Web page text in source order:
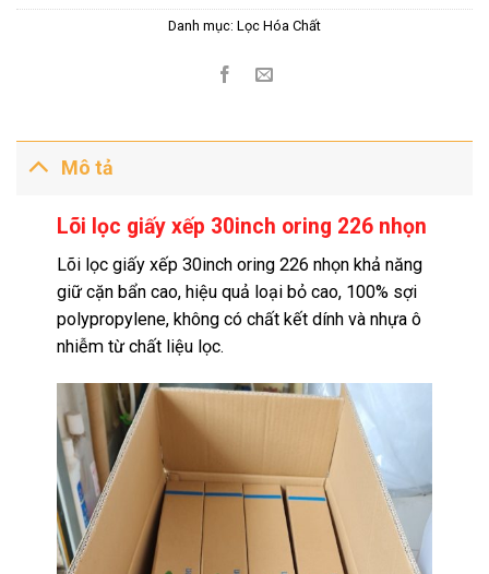
Danh mục: Lọc Hóa Chất
Mô tả
Lõi lọc giấy xếp 30inch oring 226 nhọn
Lõi lọc giấy xếp 30inch oring 226 nhọn khả năng
giữ cặn bẩn cao, hiệu quả loại bỏ cao, 100% sợi
polypropylene, không có chất kết dính và nhựa ô
nhiễm từ chất liệu lọc.